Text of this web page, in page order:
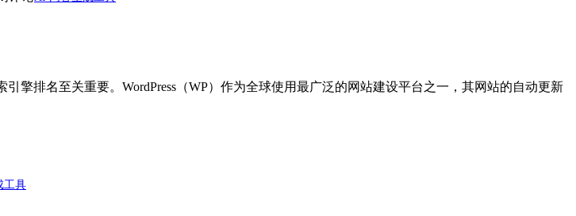
擎排名至关重要。WordPress（WP）作为全球使用最广泛的网站建设平台之一，其网站的自动更新
工具